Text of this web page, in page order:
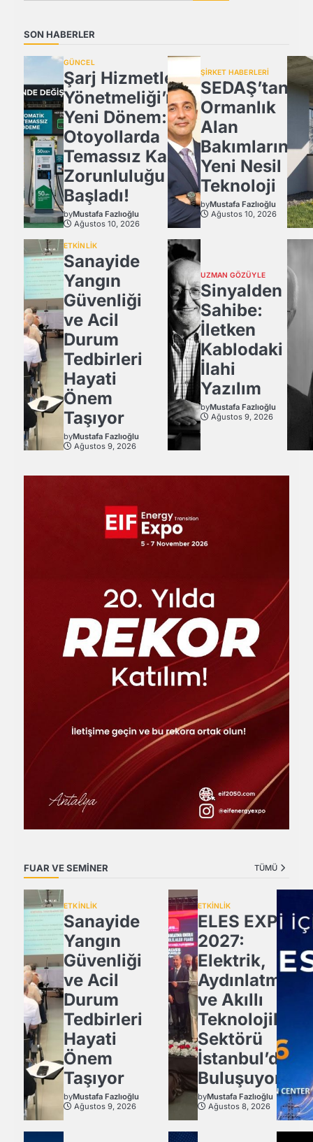
SON HABERLER
GÜNCEL
Şarj Hizmetleri
Yönetmeliği’nde
Yeni Dönem:
Otoyollarda
Temassız Kart
Zorunluluğu
Başladı!
byMustafa Fazlıoğlu
Ağustos 10, 2026
ŞİRKET HABERLERİ
SEDAŞ’tan
Ormanlık
Alan
Bakımlarında
Yeni Nesil
Teknoloji
byMustafa Fazlıoğlu
Ağustos 10, 2026
ETKİNLİK
Sanayide
Yangın
Güvenliği
ve Acil
Durum
Tedbirleri
Hayati
Önem
Taşıyor
byMustafa Fazlıoğlu
Ağustos 9, 2026
UZMAN GÖZÜYLE
Sinyalden
Sahibe:
İletken
Kablodaki
İlahi
Yazılım
byMustafa Fazlıoğlu
Ağustos 9, 2026
FUAR VE SEMİNER TÜMÜ
ETKİNLİK
Sanayide
Yangın
Güvenliği
ve Acil
Durum
Tedbirleri
Hayati
Önem
Taşıyor
byMustafa Fazlıoğlu
Ağustos 9, 2026
ETKİNLİK
ELES EXPO
2027:
Elektrik,
Aydınlatma
ve Akıllı
Teknolojiler
Sektörü
İstanbul’da
Buluşuyor!
byMustafa Fazlıoğlu
Ağustos 8, 2026